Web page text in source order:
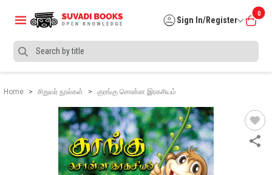
Sign In/Register
0
Home சிறுவர் நூல்கள் குரங்கு சொன்ன இரகசியம்